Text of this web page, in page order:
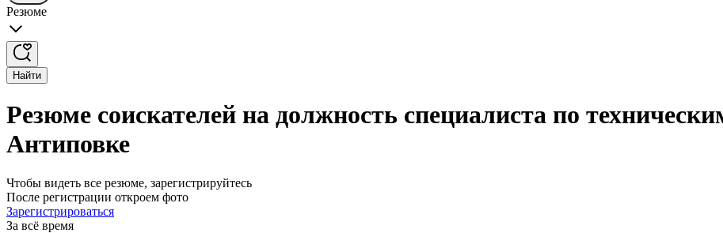
Резюме
Найти
Резюме соискателей на должность специалиста по
Антиповке
Чтобы видеть все резюме, зарегистрируйтесь
После регистрации откроем фото
Зарегистрироваться
За всё время